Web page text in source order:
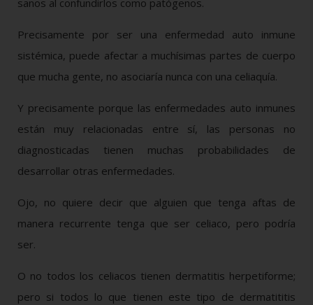
Precisamente por ser una enfermedad auto inmune
sistémica, puede afectar a muchísimas partes de cuerpo
que mucha gente, no asociaría nunca con una celiaquía.
Y precisamente porque las enfermedades auto inmunes
están muy relacionadas entre sí, las personas no
diagnosticadas tienen muchas probabilidades de
desarrollar otras enfermedades.
Ojo, no quiere decir que alguien que tenga aftas de
manera recurrente tenga que ser celiaco, pero podría
ser.
O no todos los celiacos tienen dermatitis herpetiforme;
pero si todos lo que tienen este tipo de dermatititis